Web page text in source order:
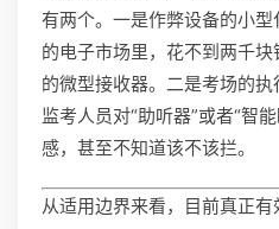
有两个。一是作弊设备的小
的电子市场里，花不到两千
的微型接收器。二是考场的
监考人员对“助听器”或者“智
感，甚至不知道该不该拦。
从适用边界来看，目前真正